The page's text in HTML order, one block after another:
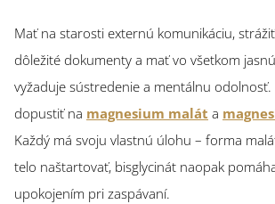
Mať na starosti externú komunikáciu,
dôležité dokumenty a mať vo všetkom
vyžaduje sústredenie a mentálnu
dopustiť na magnesium malát a
Každý má svoju vlastnú úlohu – forma
telo naštartovať, bisglycinát naopak
upokojením pri zaspávaní.